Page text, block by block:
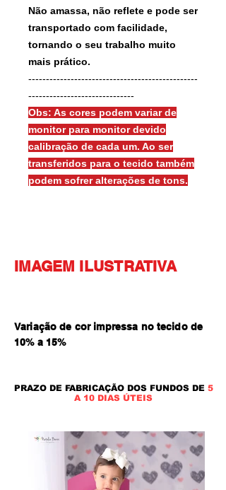
Não amassa, não reflete e pode ser
transportado com facilidade,
tornando o seu trabalho muito
mais prático.
------------------------------------------------
------------------------------
Obs: As cores podem variar de
monitor para monitor devido
calibração de cada um. Ao ser
transferidos para o tecido também
podem sofrer alterações de tons.
IMAGEM ILUSTRATIVA
Variação de cor impressa no tecido de
10% a 15%
PRAZO DE FABRICAÇÃO DOS FUNDOS DE 5
A 10 DIAS ÚTEIS